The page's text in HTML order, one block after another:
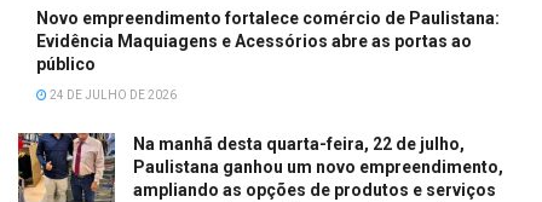
Novo empreendimento fortalece comércio de Paulistana:
Evidência Maquiagens e Acessórios abre as portas ao
público
24 DE JULHO DE 2026
Na manhã desta quarta-feira, 22 de julho,
Paulistana ganhou um novo empreendimento,
ampliando as opções de produtos e serviços